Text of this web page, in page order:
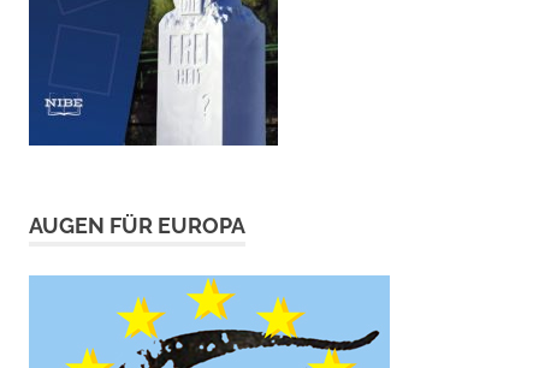
AUGEN FÜR EUROPA